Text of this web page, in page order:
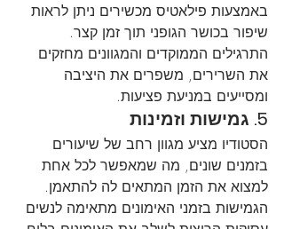
באמצעות פילאטיס מכשירים ניתן לראות
שיפור בכושר הגופני תוך זמן קצר.
התרגילים הממוקדים והמגוונים מחזקים
את השרירים, משפרים את היציבה
ומסייעים במניעת פציעות.
5. גמישות וזמינות
הסטודיו מציע מגוון רחב של שיעורים
בזמנים שונים, מה שמאפשר לכל אחת
למצוא את הזמן המתאים לה להתאמן.
הגמישות בזמני האימונים מתאימה לנשים